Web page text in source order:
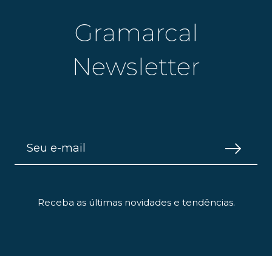
Gramarcal
Newsletter
Receba as últimas novidades e tendências.